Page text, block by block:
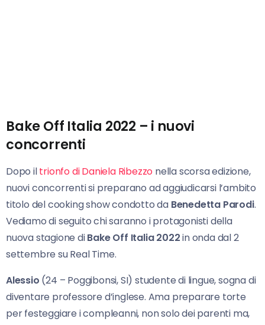
Bake Off Italia 2022 – i nuovi
concorrenti
Dopo iltrionfo di Daniela Ribezzo nella scorsa edizione,
nuovi concorrenti si preparano ad aggiudicarsi l’ambito
titolo del cooking show condotto da Benedetta Parodi.
Vediamo di seguito chi saranno i protagonisti della
nuova stagione diBake Off Italia 2022in onda dal 2
settembre su Real Time.
Alessio (24 – Poggibonsi, SI) studente di lingue, sogna di
diventare professore d’inglese. Ama preparare torte
per festeggiare i compleanni, non solo dei parenti ma,